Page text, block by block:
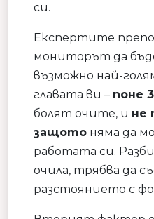
си.
Експертите
мониторът да
възможно най-
главата ви – поне
болят очите, и не
защото няма да
работата си.
очила, трябва да
разстоянието с